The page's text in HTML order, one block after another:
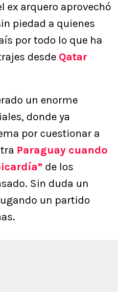
ex arquero aprovechó
piedad a quienes
por todo lo que ha
desde Qatar
un enorme
donde ya
por cuestionar a
Paraguay cuando
de los
Sin duda un
un partido